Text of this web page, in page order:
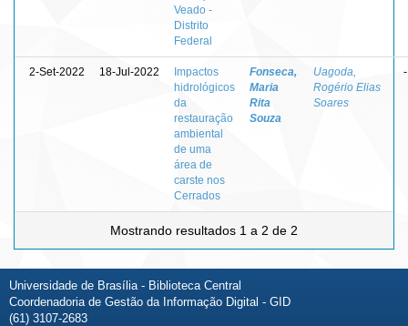
Veado -
Distrito
Federal
2-Set-2022 18-Jul-2022
Impactos
hidrológicos
da
restauração
ambiental
de uma
área de
carste nos
Cerrados
Fonseca,
Maria
Rita
Souza
Uagoda,
Rogério Elias
Soares
-
Mostrando resultados 1 a 2 de 2
Universidade de Brasília - Biblioteca Central
Coordenadoria de Gestão da Informação Digital - GID
(61) 3107-2683